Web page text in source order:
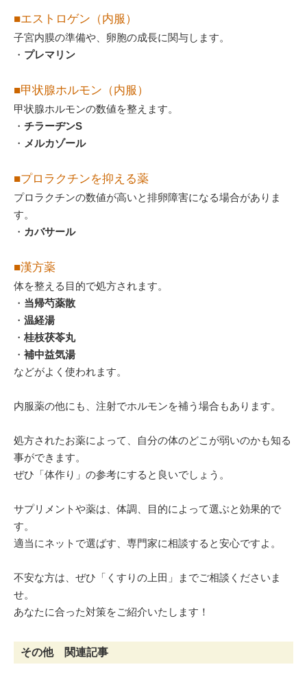
■エストロゲン（内服）
子宮内膜の準備や、卵胞の成長に関与します。
・ プレマリン
■甲状腺ホルモン（内服）
甲状腺ホルモンの数値を整えます。
・ チラーヂンS
・ メルカゾール
■プロラクチンを抑える薬
プロラクチンの数値が高いと排卵障害になる場合がありま
す。
・ カバサール
■漢方薬
体を整える目的で処方されます。
・ 当帰芍薬散
・ 温経湯
・ 桂枝茯苓丸
・ 補中益気湯
などがよく使われます。
内服薬の他にも、注射でホルモンを補う場合もあります。
処方されたお薬によって、自分の体のどこが弱いのかも知る
事ができます。
ぜひ「体作り」の参考にすると良いでしょう。
サプリメントや薬は、体調、目的によって選ぶと効果的で
す。
適当にネットで選ばす、専門家に相談すると安心ですよ。
不安な方は、ぜひ「くすりの上田」までご相談くださいま
せ。
あなたに合った対策をご紹介いたします！
その他 関連記事